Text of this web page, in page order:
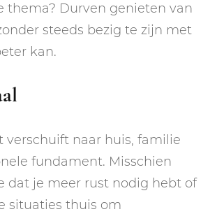
thema? Durven genieten van
steeds bezig te zijn met
kan.
verschuift naar huis, familie
fundament. Misschien
dat je meer rust nodig hebt of
situaties thuis om